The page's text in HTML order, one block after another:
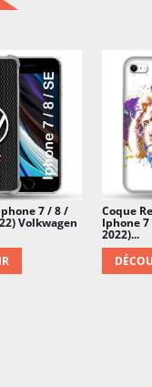
7 / 8 /
Volkwagen
Coque
Iphone 7
2022)...